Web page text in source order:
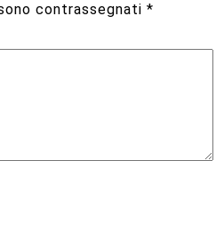
contrassegnati*